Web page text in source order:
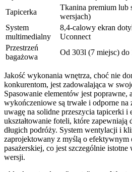
Tapicerka
Tkanina premium lub
wersjach)
System
multimedialny
8,4-calowy ekran
Uconnect
Przestrzeń
bagażowa
Od 303l (7 miejsc) do
Jakość wykonania wnętrza, choć nie
konkurentom, jest zadowalająca w
Spasowanie elementów jest poprawne,
wykończeniowe są trwałe i odporne
uwagę na solidne przeszycia tapicerki i
ukształtowanie foteli, które zapewniają
długich podróży. System wentylacji i
zaprojektowany z myślą o efektywnym
pasażerskiej, co jest szczególnie
wersji.